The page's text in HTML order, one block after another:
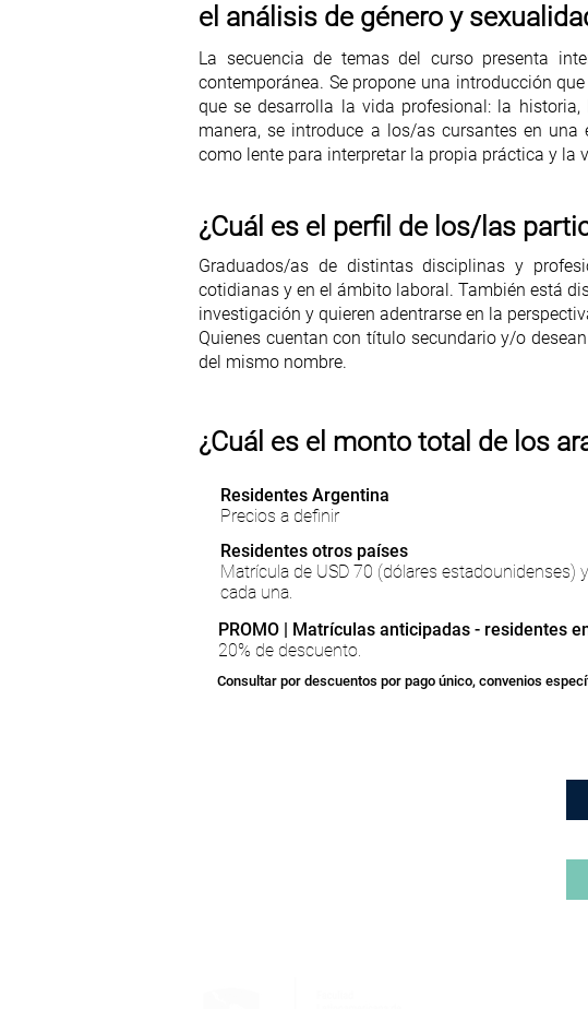
el análisis de género y
La secuencia de temas del curso presenta
contemporánea. Se propone una introducción
que se desarrolla la vida profesional: la
manera, se introduce a los/as cursantes en
como lente para interpretar la propia práctica y la
¿Cuál es el perfil de los/las
Graduados/as de distintas disciplinas y
cotidianas y en el ámbito laboral. También está
investigación y quieren adentrarse en la
Quienes cuentan con título secundario y/o
del mismo nombre.
¿Cuál es el monto total de los
Residentes Argentina
Precios a definir
Residentes otros países
Matrícula de USD 70 (dólares
cada una.
PROMO | Matrículas anticipadas - residentes
20% de descuento.
Consultar por descuentos por pago único, convenios